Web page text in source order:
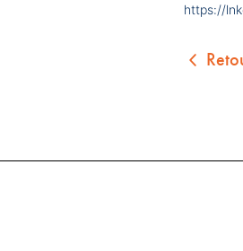
https://